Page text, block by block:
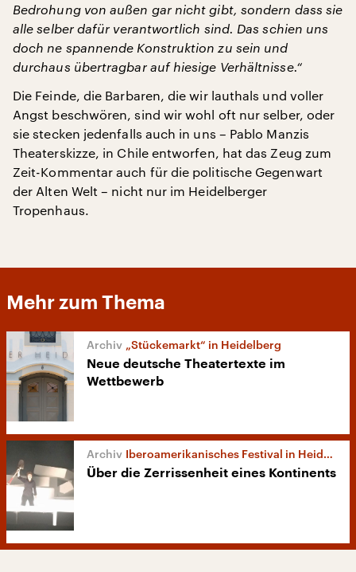
Bedrohung von außen gar nicht gibt, sondern dass sie
alle selber dafür verantwortlich sind. Das schien uns
doch ne spannende Konstruktion zu sein und
durchaus übertragbar auf hiesige Verhältnisse.“
Die Feinde, die Barbaren, die wir lauthals und voller
Angst beschwören, sind wir wohl oft nur selber, oder
sie stecken jedenfalls auch in uns – Pablo Manzis
Theaterskizze, in Chile entworfen, hat das Zeug zum
Zeit-Kommentar auch für die politische Gegenwart
der Alten Welt – nicht nur im Heidelberger
Tropenhaus.
Mehr zum Thema
„Stückemarkt“ in Heidelberg
Neue deutsche Theatertexte im
Wettbewerb
Iberoamerikanisches Festival in Heidelberg
Über die Zerrissenheit eines Kontinents